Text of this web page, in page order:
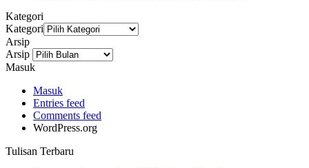
Kategori
Kategori
Arsip
Arsip
Masuk
Masuk
Entries feed
Comments feed
WordPress.org
Tulisan Terbaru